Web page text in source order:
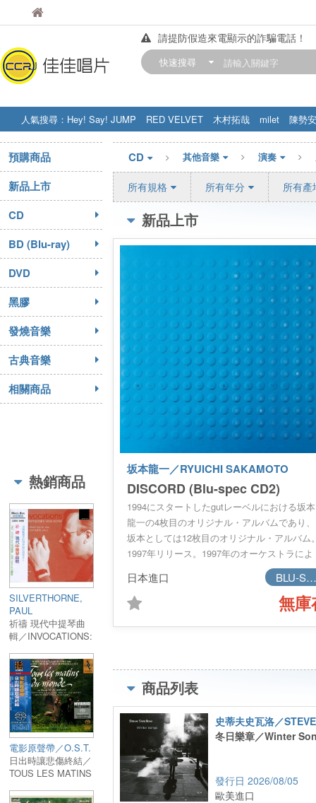
佳佳唱片
請提防假造來電顯示的詐騙電話！
【中華門市營業時間調整公告】
快速搜尋
人氣搜尋： Hey! Say! JUMP RED VELVET 木村拓哉 milet
陳勢安
STRAY KIDS
盧廣仲 周杰伦
預購商品
新品上市
CD
BD (Blu-ray)
DVD
黑膠
發燒音樂
古典音樂
相關商品
熱銷商品
SILVERTHORNE,
PAUL
祈禱 現代中提琴曲
輯／INVOCATIONS:
VIOLA WORKS
電影原聲帶／O.S.T.
日出時讓悲傷終結／
TOUS LES MATINS
CD 其他音樂 演奏
所有規格 所有年分 所有產
新品上市
坂本龍一／RYUICHI SAKAMOTO
DISCORD (Blu-spec CD2)
1994にスタートしたgutレーベルにおける坂本
龍一の4枚目のオリジナル・アルバムであり、
坂本としては12枚目のオリジナル・アルバム
1997年リリース。1997年のオーケストラによ
るコンサート・ツアー《PLAYING THE
ORCHESTRA 1997“f”》用に書き下ろされ
た、“Untitled 01”の全楽章と第２楽章のジャン
グル・ヴァージョン“Jungle Live mix”が収録さ
れている。
BLU-SPEC
日本進口
無庫
商品列表
史蒂夫史瓦洛／
冬日樂章／Winter
2026/08/05
歐美進口